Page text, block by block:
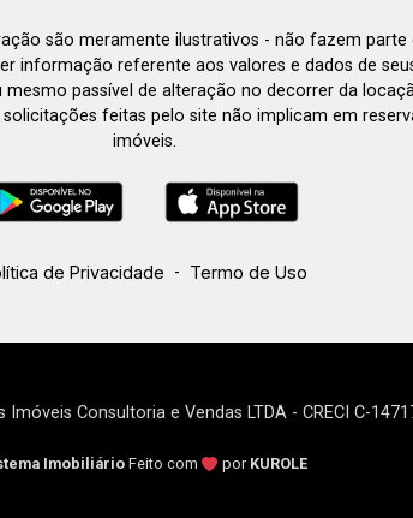
são meramente ilustrativos - não fazem
informação referente aos valores e dados de
passível de alteração no decorrer da
feitas pelo site não implicam em
imóveis.
de Privacidade - Termo de Uso
Consultoria e Vendas LTDA - CRECI C-
ImobiliárioFeito com por KUROLE